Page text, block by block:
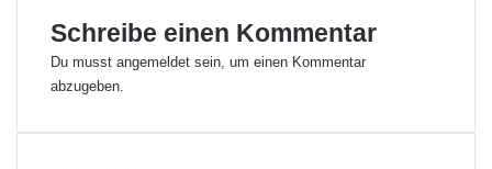
t
o
c
s
p
o
l
Schreibe einen Kommentar
Du musst angemeldet sein, um einen Kommentar
abzugeben.